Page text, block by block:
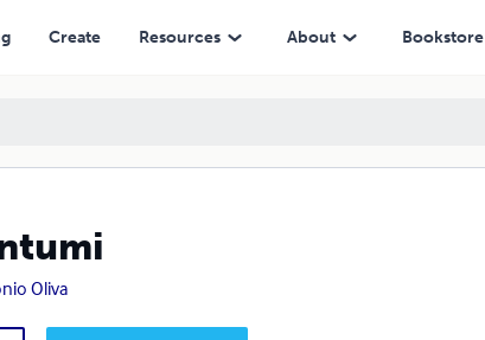
Create Resources About Bookstore
Oliva